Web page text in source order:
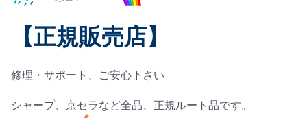
【正規販売店】
修理・サポート、ご安心下さい
シャープ、京セラなど全品、正規ルート品です。